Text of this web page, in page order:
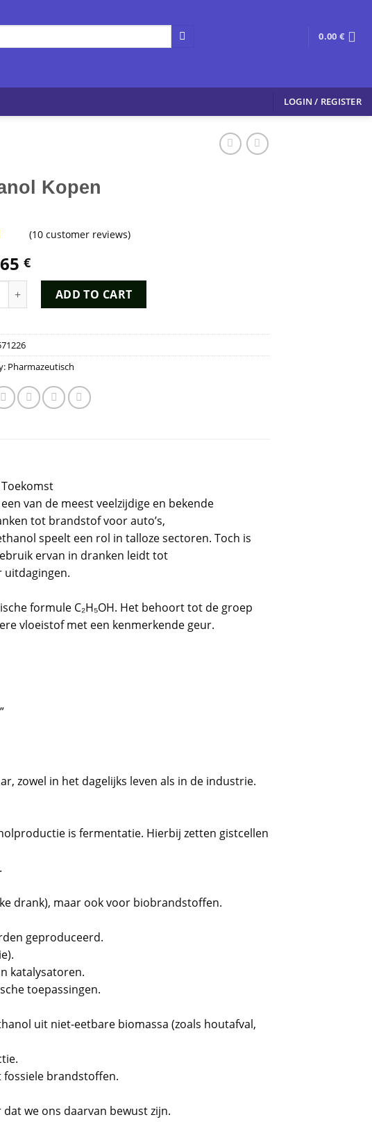
0.00 €
LOGIN / REGISTER
Kopen
(10customer reviews)
€
Kopen quantityADD TO CART
Pharmazeutisch
van de meest veelzijdige en bekende
tot brandstof voor auto’s,
speelt een rol in talloze sectoren. Toch is
ervan in dranken leidt tot
uitdagingen.
formule C₂H₅OH. Het behoort tot de groep
vloeistof met een kenmerkende geur.
zowel in het dagelijks leven als in de industrie.
is fermentatie. Hierbij zetten gistcellen
drank), maar ook voor biobrandstoffen.
geproduceerd.
katalysatoren.
toepassingen.
uit niet-eetbare biomassa (zoals houtafval,
fossiele brandstoffen.
we ons daarvan bewust zijn.